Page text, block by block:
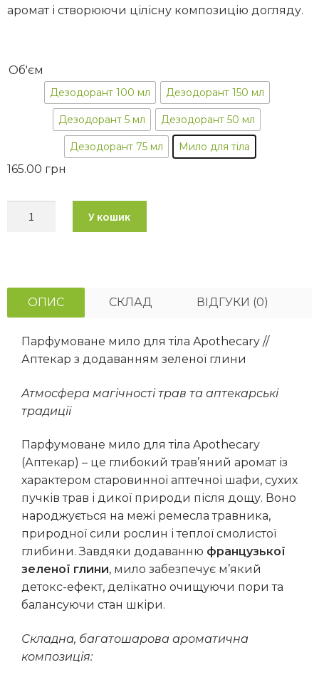
аромат і створюючи цілісну композицію догляду.
Об'єм
Дезодорант 100 мл Дезодорант 150 мл
Дезодорант 5 мл Дезодорант 50 мл
Дезодорант 75 мл Мило для тіла
165.00 грн
У кошик
ОПИС СКЛАД ВІДГУКИ (0)
Парфумоване мило для тіла Apothecary //
Аптекар з додаванням зеленої глини
Атмосфера магічності трав та аптекарські
традиції
Парфумоване мило для тіла Apothecary
(Аптекар) – це глибокий трав’яний аромат із
характером старовинної аптечної шафи, сухих
пучків трав і дикої природи після дощу. Воно
народжується на межі ремесла травника,
природної сили рослин і теплої смолистої
глибини. Завдяки додаванню французької
зеленої глини, мило забезпечує м’який
детокс-ефект, делікатно очищуючи пори та
балансуючи стан шкіри.
Складна, багатошарова ароматична
композиція: